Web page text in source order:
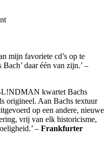
mijn favoriete cd’s op te
daar één van zijn.’ –
kwartet Bachs
origineel. Aan Bachs textuur
op een andere, nieuwe
vrij van elk historicisme,
– Frankfurter